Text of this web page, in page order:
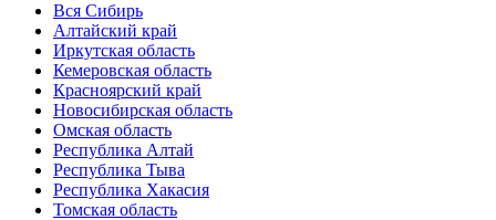
Вся Сибирь
Алтайский край
Иркутская область
Кемеровская область
Красноярский край
Новосибирская область
Омская область
Республика Алтай
Республика Тыва
Республика Хакасия
Томская область